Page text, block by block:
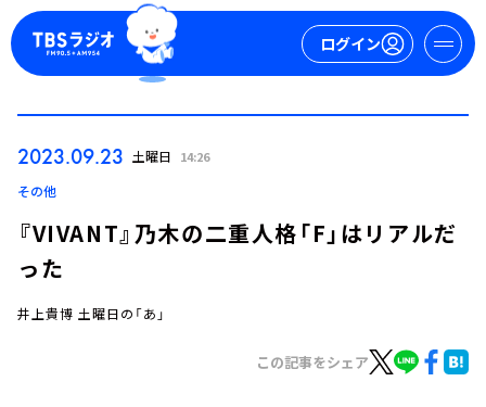
ログイン
2023.09.23 土曜日 14:26
その他
『VIVANT』乃木の二重人格「F」はリアルだ
った
井上貴博 土曜日の「あ」
この記事をシェア